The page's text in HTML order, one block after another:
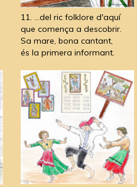
11. ...del ric folklore d'aquí
que comença a descobrir.
Sa mare, bona cantant,
és la primera informant.